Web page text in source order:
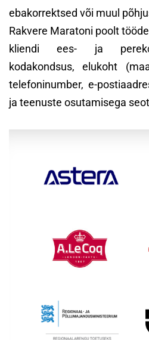
ebakorrektsed või muul
Rakvere Maratoni poolt
kliendi ees- ja
kodakondsus, elukoht
telefoninumber, e-
ja teenuste osutamisega